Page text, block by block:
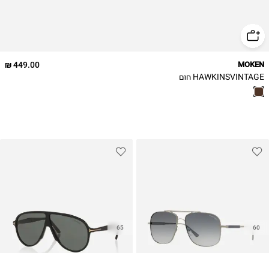
449.00 ₪ MOKEN
HAWKINSVINTAGE חום
60
65